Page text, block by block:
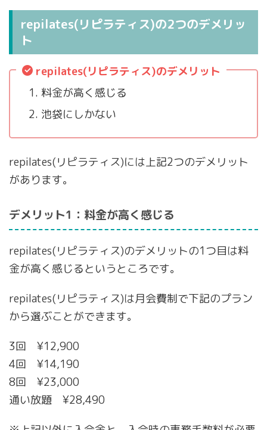
repilates(リピラティス)の2つのデメリッ
ト
repilates(リピラティス)のデメリット
料金が高く感じる
池袋にしかない
repilates(リピラティス)には上記2つのデメリット
があります。
デメリット1：料金が高く感じる
repilates(リピラティス)のデメリットの1つ目は料
金が高く感じるというところです。
repilates(リピラティス)は月会費制で下記のプラン
から選ぶことができます。
3回 ¥12,900
4回 ¥14,190
8回 ¥23,000
通い放題 ¥28,490